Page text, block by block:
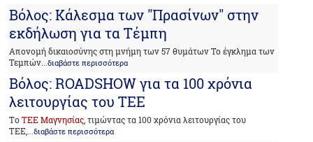
Βόλος: Κάλεσμα των "Πρασίνων" στην
εκδήλωση για τα Τέμπη
Απονομή δικαιοσύνης στη μνήμη των 57 θυμάτων Το έγκλημα των
Τεμπών...διαβάστε περισσότερα
Βόλος: ROADSHOW για τα 100 χρόνια
λειτουργίας του ΤΕΕ
TοΤΕΕ Μαγνησίας , τιμώντας τα 100 χρόνια λειτουργίας του
ΤΕΕ, ...διαβάστε περισσότερα